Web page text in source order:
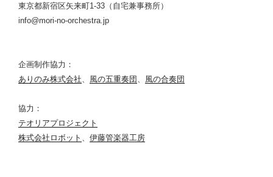
東京都新宿区矢来町1-33（自宅兼事務所）
info@mori-no-orchestra.jp
企画制作協力：
ありのみ株式会社、 風の五重奏団 、 風の合奏団
協力：
テオリアプロジェクト
株式会社ロボット 、 伊藤管楽器工房